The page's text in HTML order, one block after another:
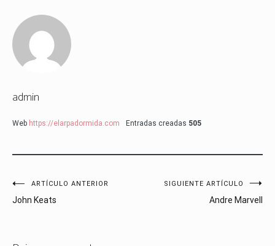
admin
Web https://elarpadormida.com Entradas creadas 505
Navegación
de
ARTÍCULO ANTERIOR
John Keats
SIGUIENTE ARTÍCULO
Andre Marvell